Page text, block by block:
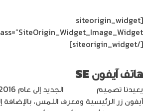
[siteorigin_widget
[/siteorigin_widget]
هاتف آيفون SE
يعيدنا تصميم
آيفون زر الرئيسية ومعرف اللمس، بالإضافة